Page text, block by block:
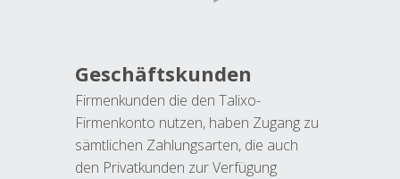
Geschäftskunden
Firmenkunden die den Talixo-
Firmenkonto nutzen, haben Zugang zu
sämtlichen Zahlungsarten, die auch
den Privatkunden zur Verfügung